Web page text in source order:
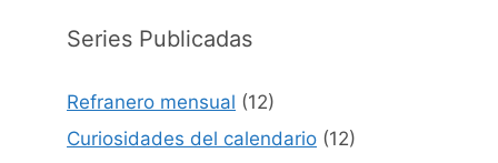
Series Publicadas
Refranero mensual (12)
Curiosidades del calendario (12)